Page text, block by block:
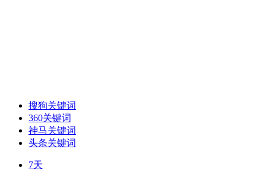
搜狗关键词
360关键词
神马关键词
头条关键词
7天